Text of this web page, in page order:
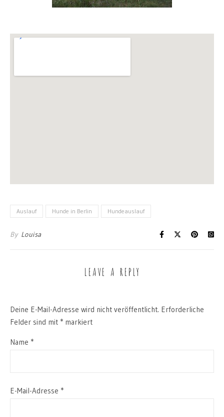
Auslauf Hunde in Berlin Hundeauslauf
By Louisa
LEAVE A REPLY
Deine E-Mail-Adresse wird nicht veröffentlicht. Erforderliche
Felder sind mit * markiert
Name *
E-Mail-Adresse *